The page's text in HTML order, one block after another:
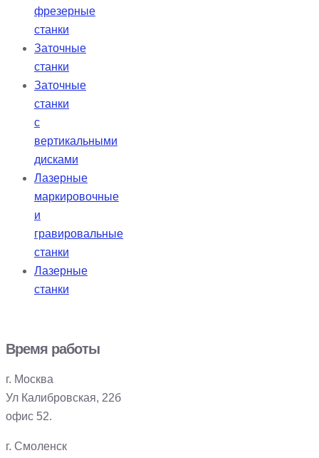
фрезерные
станки
Заточные
станки
Заточные
станки
с
вертикальными
дисками
Лазерные
маркировочные
и
гравировальные
станки
Лазерные
станки
Время работы
г. Москва
Ул Калибровская, 22б
офис 52.
г. Смоленск